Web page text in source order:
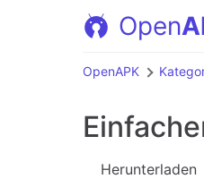
Open
OpenAPK
Herunterladen